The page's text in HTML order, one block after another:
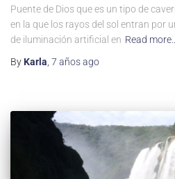
Puente de Dios que es un tipo de
en la que los rayos del sol entran por
de iluminación artificial en Read more…
By Karla 7 añosago